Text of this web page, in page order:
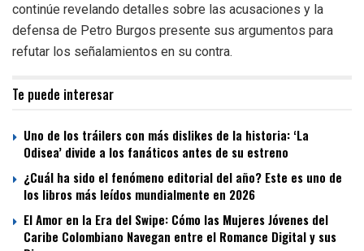
continúe revelando detalles sobre las acusaciones y la
defensa de Petro Burgos presente sus argumentos para
refutar los señalamientos en su contra.
Te puede interesar
Uno de los tráilers con más dislikes de la historia: ‘La
Odisea’ divide a los fanáticos antes de su estreno
¿Cuál ha sido el fenómeno editorial del año? Este es uno de
los libros más leídos mundialmente en 2026
El Amor en la Era del Swipe: Cómo las Mujeres Jóvenes del
Caribe Colombiano Navegan entre el Romance Digital y sus